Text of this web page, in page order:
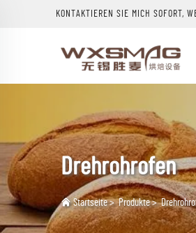
KONTAKTIEREN SIE MICH SOFORT,
Drehrohrofen
Startseite>Produkte>